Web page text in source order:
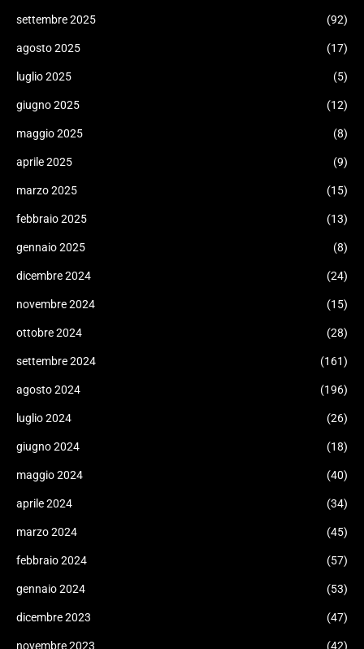
settembre 2025 (92)
agosto 2025 (17)
luglio 2025 (5)
giugno 2025 (12)
maggio 2025 (8)
aprile 2025 (9)
marzo 2025 (15)
febbraio 2025 (13)
gennaio 2025 (8)
dicembre 2024 (24)
novembre 2024 (15)
ottobre 2024 (28)
settembre 2024 (161)
agosto 2024 (196)
luglio 2024 (26)
giugno 2024 (18)
maggio 2024 (40)
aprile 2024 (34)
marzo 2024 (45)
febbraio 2024 (57)
gennaio 2024 (53)
dicembre 2023 (47)
novembre 2023 (42)